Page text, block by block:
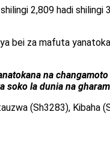
2,809 hadi
bei za mafuta
na
la dunia na
(Sh3283), Kibaha